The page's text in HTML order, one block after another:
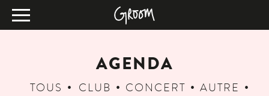
AGENDA
TOUS CLUB CONCERT
AUTRE